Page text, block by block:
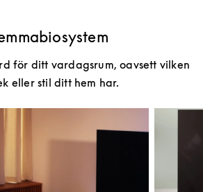
för ditt vardagsrum, oavsett vilken
eller stil ditt hem har.